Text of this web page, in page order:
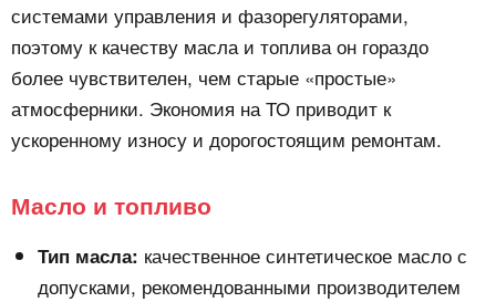
системами управления и фазорегуляторами,
поэтому к качеству масла и топлива он гораздо
более чувствителен, чем старые «простые»
атмосферники. Экономия на ТО приводит к
ускоренному износу и дорогостоящим ремонтам.
Масло и топливо
Тип масла: качественное синтетическое масло с
допусками, рекомендованными производителем